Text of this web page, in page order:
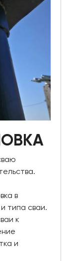
в
типа сваи.
к
и